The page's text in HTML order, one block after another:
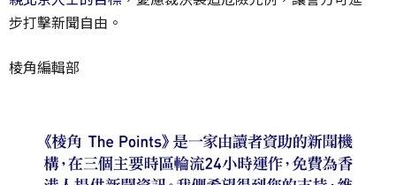
步打擊新聞自由。
棱角編輯部